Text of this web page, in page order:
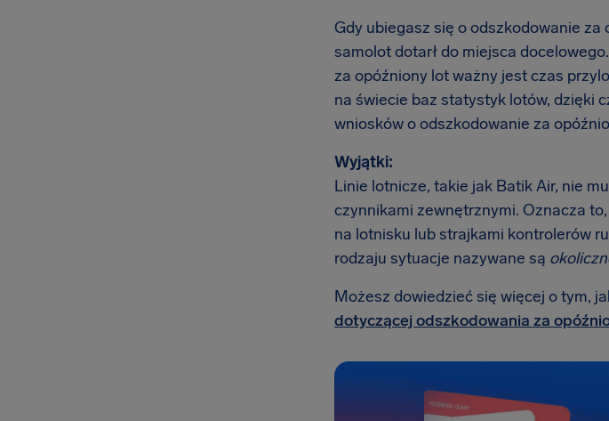
Gdy ubiegasz się o odszkodowanie
samolot dotarł do miejsca
za opóźniony lot ważny jest czas
na świecie baz statystyk lotów, dzięki
wniosków o odszkodowanie za
Wyjątki:
Linie lotnicze, takie jak Batik Air, nie
czynnikami zewnętrznymi. Oznacza
na lotnisku lub strajkami kontrolerów
rodzaju sytuacje nazywane są
Możesz dowiedzieć się więcej o tym,
dotyczącej odszkodowania za